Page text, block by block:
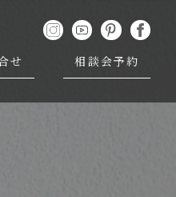
せ 相談会予約